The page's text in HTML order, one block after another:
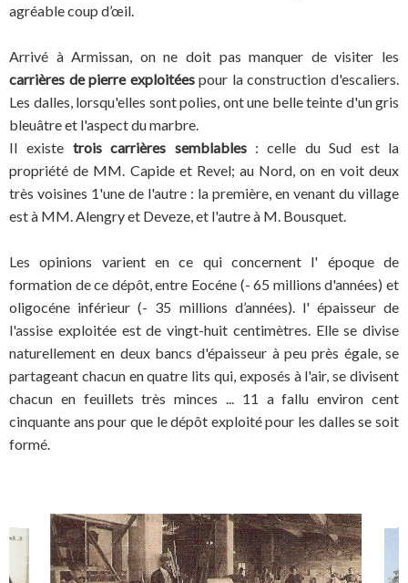
agréable coup d’œil.
Arrivé à Armissan, on ne doit pas manquer de visiter les
carrières de pierre exploitéespour la construction d'escaliers.
Les dalles, lorsqu'elles sont polies, ont une belle teinte d'un gris
bleuâtre et l'aspect du marbre.
II existe trois carrières semblables: celle du Sud est la
propriété de MM. Capide et Revel; au Nord, on en voit deux
très voisines 1'une de l'autre : la première, en venant du village
est à MM. Alengry et Deveze, et l'autre à M. Bousquet.
Les opinions varient en ce qui concernent l' époque de
formation de ce dépôt, entre Eocéne (- 65 millions d'années) et
oligocéne inférieur (- 35 millions d’années). l' épaisseur de
l'assise exploitée est de vingt-huit centimètres. Elle se divise
naturellement en deux bancs d'épaisseur à peu près égale, se
partageant chacun en quatre lits qui, exposés à l'air, se divisent
chacun en feuillets très minces ... 11 a fallu environ cent
cinquante ans pour que le dépôt exploité pour les dalles se soit
formé.